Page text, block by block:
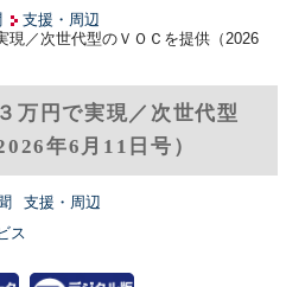
支援・周辺
現／次世代型のＶＯＣを提供（2026
万円で実現／次世代型
年6月11日号）
支援・周辺
ス